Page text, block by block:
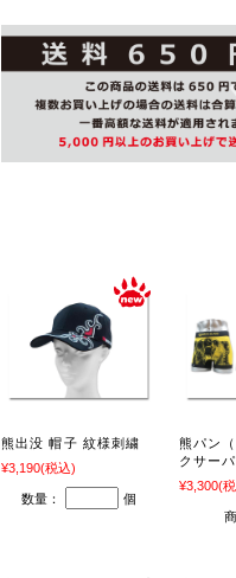
熊出没 帽子 紋様刺繍
¥3,190(税込)
数量： 個
熊パン
クサー
¥3,300(